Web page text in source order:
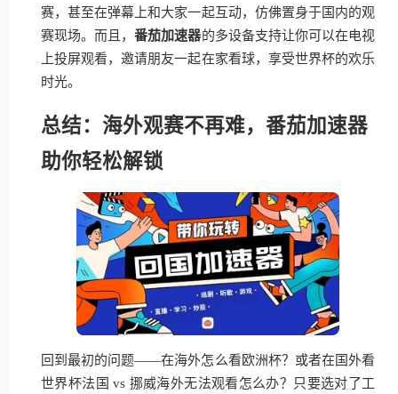
赛，甚至在弹幕上和大家一起互动，仿佛置身于国内的观
赛现场。而且，番茄加速器的多设备支持让你可以在电视
上投屏观看，邀请朋友一起在家看球，享受世界杯的欢乐
时光。
总结：海外观赛不再难，番茄加速器
助你轻松解锁
回到最初的问题——在海外怎么看欧洲杯？或者在国外看
世界杯法国 vs 挪威海外无法观看怎么办？只要选对了工